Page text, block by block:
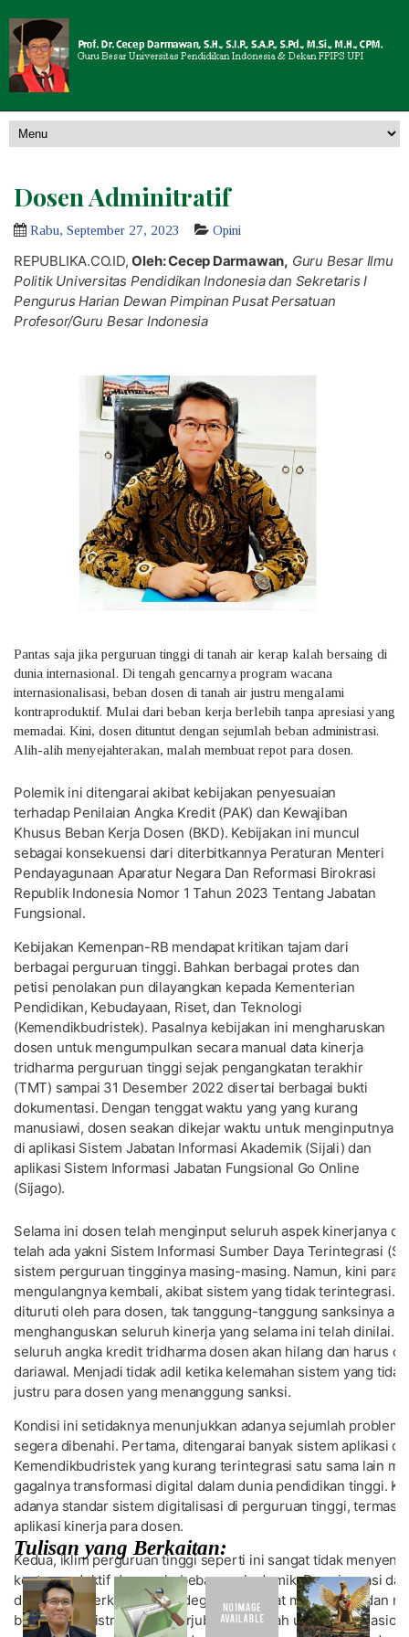
Dosen Adminitratif
Rabu, September 27, 2023 Opini
REPUBLIKA.CO.ID,Oleh: Cecep Darmawan, Guru Besar Ilmu
Politik Universitas Pendidikan Indonesia dan Sekretaris I
Pengurus Harian Dewan Pimpinan Pusat Persatuan
Profesor/Guru Besar Indonesia
Pantas saja jika perguruan tinggi di tanah air kerap kalah bersaing di
dunia internasional. Di tengah gencarnya program wacana
internasionalisasi, beban dosen di tanah air justru mengalami
kontraproduktif. Mulai dari beban kerja berlebih tanpa apresiasi yang
memadai. Kini, dosen dituntut dengan sejumlah beban administrasi.
Alih-alih menyejahterakan, malah membuat repot para dosen.
Polemik ini ditengarai akibat kebijakan penyesuaian
terhadap Penilaian Angka Kredit (PAK) dan Kewajiban
Khusus Beban Kerja Dosen (BKD). Kebijakan ini muncul
sebagai konsekuensi dari diterbitkannya Peraturan Menteri
Pendayagunaan Aparatur Negara Dan Reformasi Birokrasi
Republik Indonesia Nomor 1 Tahun 2023 Tentang Jabatan
Fungsional.
Kebijakan Kemenpan-RB mendapat kritikan tajam dari
berbagai perguruan tinggi. Bahkan berbagai protes dan
petisi penolakan pun dilayangkan kepada Kementerian
Pendidikan, Kebudayaan, Riset, dan Teknologi
(Kemendikbudristek). Pasalnya kebijakan ini mengharuskan
dosen untuk mengumpulkan secara manual data kinerja
tridharma perguruan tinggi sejak pengangkatan terakhir
(TMT) sampai 31 Desember 2022 disertai berbagai bukti
dokumentasi. Dengan tenggat waktu yang yang kurang
manusiawi, dosen seakan dikejar waktu untuk menginputnya
di aplikasi Sistem Jabatan Informasi Akademik (Sijali) dan
aplikasi Sistem Informasi Jabatan Fungsional Go Online
(Sijago).
Selama ini dosen telah menginput seluruh aspek kinerjanya di
telah ada yakni Sistem Informasi Sumber Daya Terintegrasi
sistem perguruan tingginya masing-masing. Namun, kini para
mengulangnya kembali, akibat sistem yang tidak terintegrasi.
dituruti oleh para dosen, tak tanggung-tanggung sanksinya
menghanguskan seluruh kinerja yang selama ini telah dinilai.
seluruh angka kredit tridharma dosen akan hilang dan harus
dariawal. Menjadi tidak adil ketika kelemahan sistem yang
justru para dosen yang menanggung sanksi.
Kondisi ini setidaknya menunjukkan adanya sejumlah
segera dibenahi. Pertama, ditengarai banyak sistem aplikasi di
Kemendikbudristek yang kurang terintegrasi satu sama lain
gagalnya transformasi digital dalam dunia pendidikan tinggi.
adanya standar sistem digitalisasi di perguruan tinggi,
aplikasi kinerja para dosen.
Kedua, iklim perguruan tinggi seperti ini sangat tidak
kontraproduktif dengan kebebasan akademik. Daya inovasi
dosen akan terkikis dan terdegradasi akibat memikirkan dan
beban administrasi yang berjubel. Di tengah upaya
Tulisan yang Berkaitan: